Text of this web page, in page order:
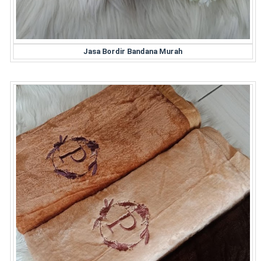
Jasa Bordir Bandana Murah